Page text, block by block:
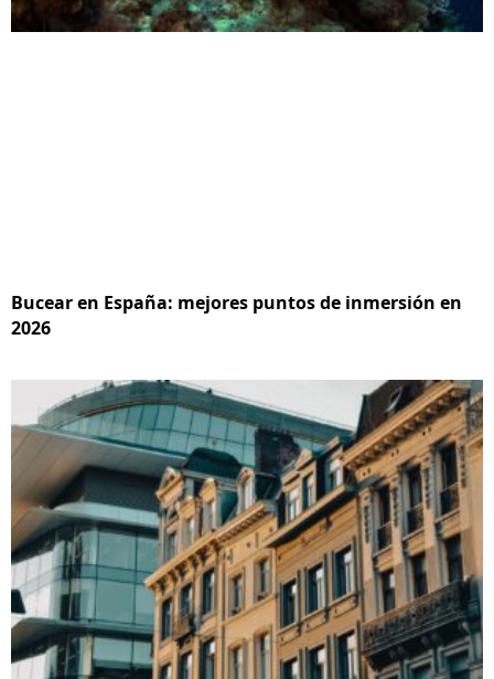
Bucear en España: mejores puntos de inmersión en
2026